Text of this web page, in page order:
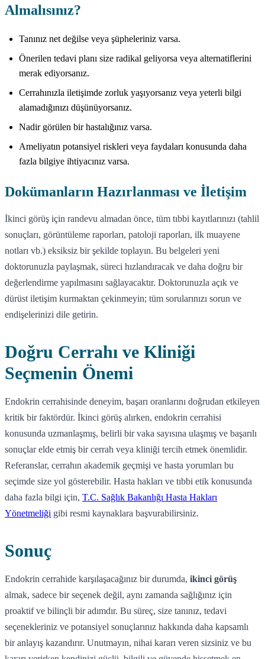
Almalısınız?
Tanınız net değilse veya şüpheleriniz varsa.
Önerilen tedavi planı size radikal geliyorsa veya alternatiflerini
merak ediyorsanız.
Cerrahınızla iletişimde zorluk yaşıyorsanız veya yeterli bilgi
alamadığınızı düşünüyorsanız.
Nadir görülen bir hastalığınız varsa.
Ameliyatın potansiyel riskleri veya faydaları konusunda daha
fazla bilgiye ihtiyacınız varsa.
Dokümanların Hazırlanması ve İletişim
İkinci görüş için randevu almadan önce, tüm tıbbi kayıtlarınızı (tahlil
sonuçları, görüntüleme raporları, patoloji raporları, ilk muayene
notları vb.) eksiksiz bir şekilde toplayın. Bu belgeleri yeni
doktorunuzla paylaşmak, süreci hızlandıracak ve daha doğru bir
değerlendirme yapılmasını sağlayacaktır. Doktorunuzla açık ve
dürüst iletişim kurmaktan çekinmeyin; tüm sorularınızı sorun ve
endişelerinizi dile getirin.
Doğru Cerrahı ve Kliniği
Seçmenin Önemi
Endokrin cerrahisinde deneyim, başarı oranlarını doğrudan etkileyen
kritik bir faktördür. İkinci görüş alırken, endokrin cerrahisi
konusunda uzmanlaşmış, belirli bir vaka sayısına ulaşmış ve başarılı
sonuçlar elde etmiş bir cerrah veya kliniği tercih etmek önemlidir.
Referanslar, cerrahın akademik geçmişi ve hasta yorumları bu
seçimde size yol gösterebilir. Hasta hakları ve tıbbi etik konusunda
daha fazla bilgi için, T.C. Sağlık Bakanlığı Hasta Hakları
Yönetmeliği gibi resmi kaynaklara başvurabilirsiniz.
Sonuç
Endokrin cerrahide karşılaşacağınız bir durumda, ikinci görüş
almak, sadece bir seçenek değil, aynı zamanda sağlığınız için
proaktif ve bilinçli bir adımdır. Bu süreç, size tanınız, tedavi
seçenekleriniz ve potansiyel sonuçlarınız hakkında daha kapsamlı
bir anlayış kazandırır. Unutmayın, nihai kararı veren sizsiniz ve bu